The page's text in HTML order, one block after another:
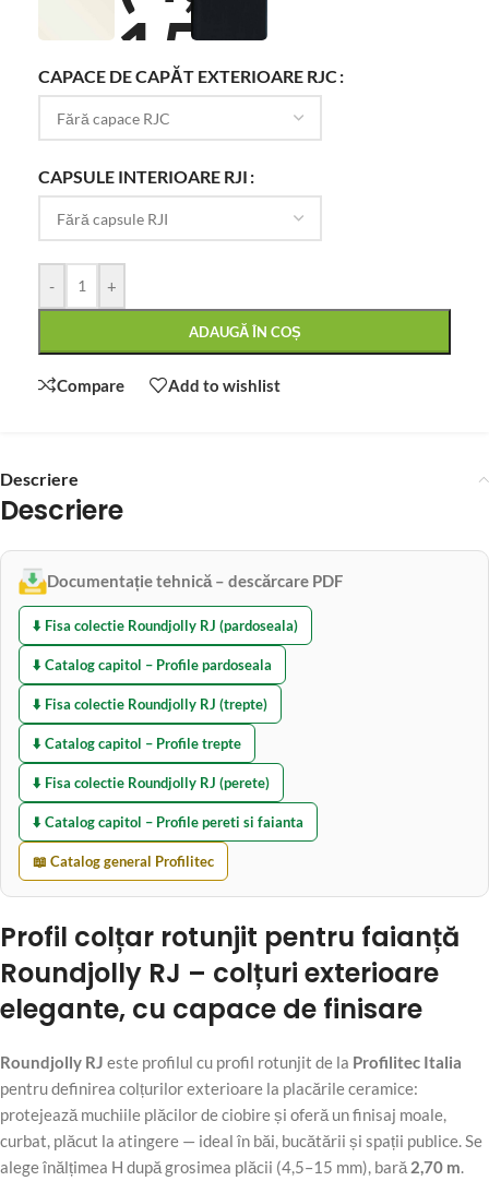
CAPACE DE CAPĂT EXTERIOARE RJC
CAPSULE INTERIOARE RJI
- +
ADAUGĂ ÎN COȘ
Compare Add to wishlist
Descriere
Descriere
Documentație tehnică – descărcare PDF
⬇️ Fisa colectie Roundjolly RJ (pardoseala)
⬇️ Catalog capitol – Profile pardoseala
⬇️ Fisa colectie Roundjolly RJ (trepte)
⬇️ Catalog capitol – Profile trepte
⬇️ Fisa colectie Roundjolly RJ (perete)
⬇️ Catalog capitol – Profile pereti si faianta
📖 Catalog general Profilitec
Profil colțar rotunjit pentru faianță
Roundjolly RJ – colțuri exterioare
elegante, cu capace de finisare
Roundjolly RJ este profilul cu profil rotunjit de la Profilitec Italia
pentru definirea colțurilor exterioare la placările ceramice:
protejează muchiile plăcilor de ciobire și oferă un finisaj moale,
curbat, plăcut la atingere — ideal în băi, bucătării și spații publice. Se
alege înălțimea H după grosimea plăcii (4,5–15 mm), bară 2,70 m.